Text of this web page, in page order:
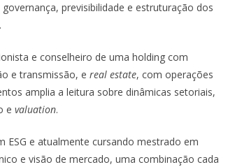
previsibilidade e estruturação dos
e conselheiro de uma holding com
e transmissão, e real estate, com operações
amplia a leitura sobre dinâmicas setoriais,
e valuation.
ESG e atualmente cursando mestrado em
e visão de mercado, uma combinação cada